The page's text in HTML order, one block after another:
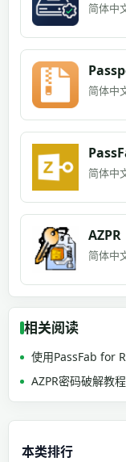
简体中
简体中
简体中
AZPR
简体中
相关阅读
使用PassFab for
AZPR密码破解教
本类排行